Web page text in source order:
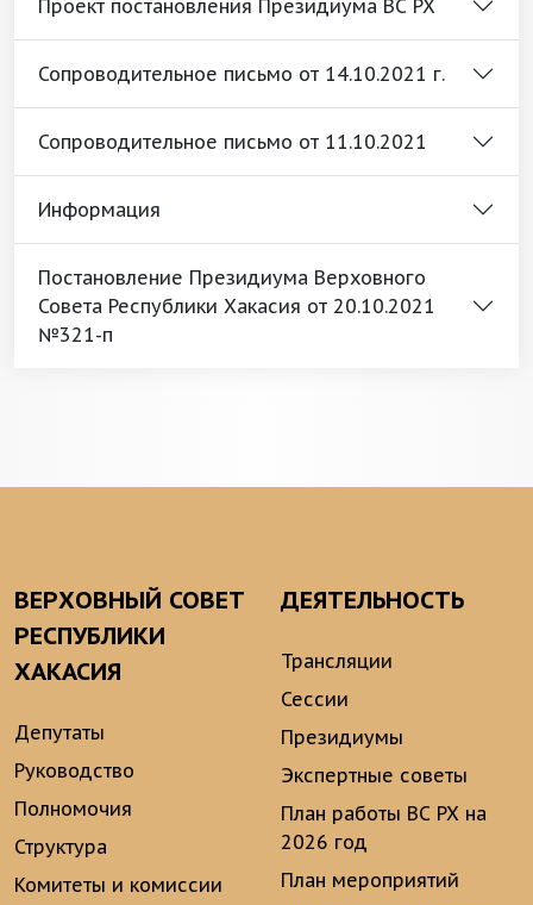
Проект постановления Президиума ВС РХ
Сопроводительное письмо от 14.10.2021 г.
Сопроводительное письмо от 11.10.2021
Информация
Постановление Президиума Верховного
Совета Республики Хакасия от 20.10.2021
№321-п
ВЕРХОВНЫЙ СОВЕТ
РЕСПУБЛИКИ
ХАКАСИЯ
Депутаты
Руководство
Полномочия
Структура
Комитеты и комиссии
ДЕЯТЕЛЬНОСТЬ
Трансляции
Сессии
Президиумы
Экспертные советы
План работы ВС РХ на
2026 год
План мероприятий